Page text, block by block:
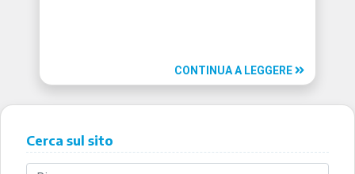
CONTINUA A LEGGERE
Cerca sul sito